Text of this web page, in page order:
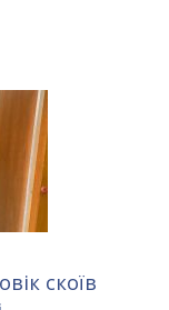
скоїв